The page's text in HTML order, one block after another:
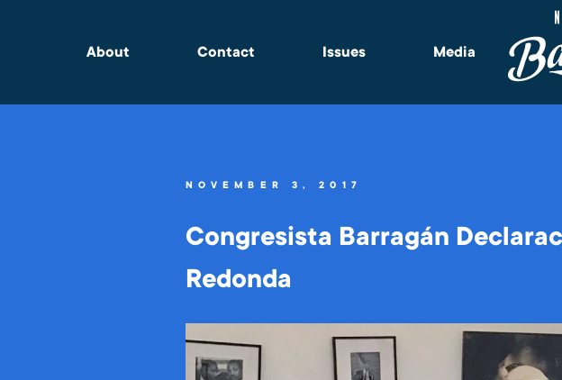
About Contact Issues Media
NOVEMBER 3, 2017
Congresista Barragán
Redonda